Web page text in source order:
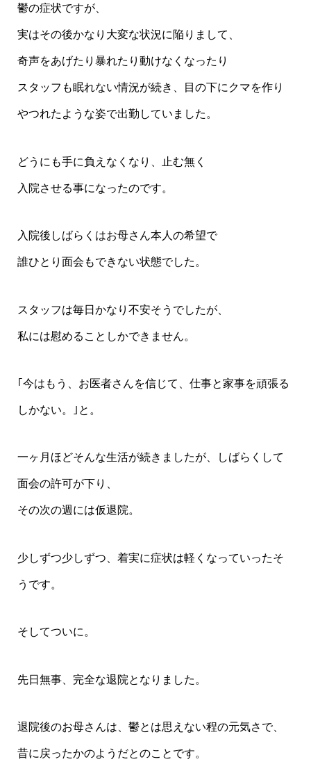
鬱の症状ですが、
実はその後かなり大変な状況に陥りまして、
奇声をあげたり暴れたり動けなくなったり
スタッフも眠れない情況が続き、目の下にクマを作り
やつれたような姿で出勤していました。
どうにも手に負えなくなり、止む無く
入院させる事になったのです。
入院後しばらくはお母さん本人の希望で
誰ひとり面会もできない状態でした。
スタッフは毎日かなり不安そうでしたが、
私には慰めることしかできません。
｢今はもう、お医者さんを信じて、仕事と家事を頑張る
しかない。｣と。
一ヶ月ほどそんな生活が続きましたが、しばらくして
面会の許可が下り、
その次の週には仮退院。
少しずつ少しずつ、着実に症状は軽くなっていったそ
うです。
そしてついに。
先日無事、完全な退院となりました。
退院後のお母さんは、鬱とは思えない程の元気さで、
昔に戻ったかのようだとのことです。